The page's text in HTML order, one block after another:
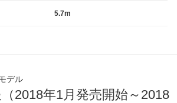
5.7m
デル
2018年1月発売開始～2018